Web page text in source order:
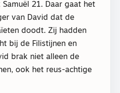
21. Daar gaat het
van David dat de
doodt. Zij hadden
bij de Filistijnen en
brak niet alleen de
ook het reus-achtige